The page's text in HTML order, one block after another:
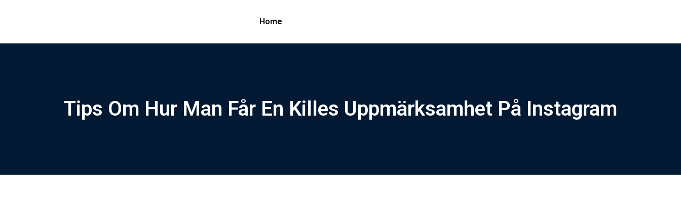
Home
Tips Om Hur Man Får En Killes Uppmärksamhet På Instagram